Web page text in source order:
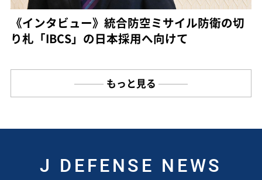
《インタビュー》統合防空ミサイル防衛の切
り札「IBCS」の日本採用へ向けて
もっと見る
J DEFENSE NEWS